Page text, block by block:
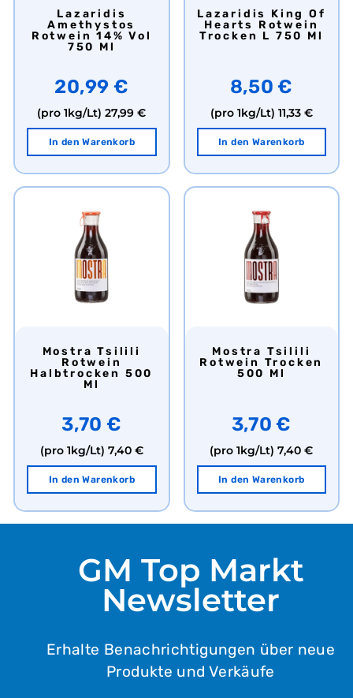
Lazaridis
Amethystos
Rotwein 14% Vol
750 Ml
20,99 €
(pro 1kg/Lt) 27,99 €
In den Warenkorb
Lazaridis King Of
Hearts Rotwein
Trocken L 750 Ml
8,50 €
(pro 1kg/Lt) 11,33 €
In den Warenkorb
Mostra Tsilili
Rotwein
Halbtrocken 500
Ml
3,70 €
(pro 1kg/Lt) 7,40 €
In den Warenkorb
Mostra Tsilili
Rotwein Trocken
500 Ml
3,70 €
(pro 1kg/Lt) 7,40 €
In den Warenkorb
GM Top Markt
Newsletter
Erhalte Benachrichtigungen über neue
Produkte und Verkäufe